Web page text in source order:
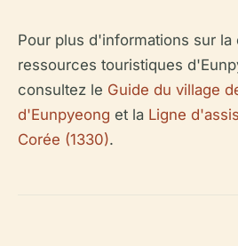
Pour plus d'informations sur la
ressources touristiques
consultez le Guide du village
d'Eunpyeong et la Ligne
Corée (1330).